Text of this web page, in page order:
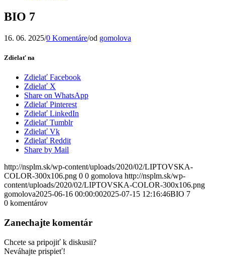
BIO 7
16. 06. 2025/0 Komentáre/od gomolova
Zdielať na
Zdielať Facebook
Zdielať X
Share on WhatsApp
Zdielať Pinterest
Zdielať LinkedIn
Zdielať Tumblr
Zdielať Vk
Zdielať Reddit
Share by Mail
http://nsplm.sk/wp-content/uploads/2020/02/LIPTOVSKA-
COLOR-300x106.png 0 0 gomolova http://nsplm.sk/wp-
content/uploads/2020/02/LIPTOVSKA-COLOR-300x106.png
gomolova2025-06-16 00:00:002025-07-15 12:16:46BIO 7
0 komentárov
Zanechajte komentár
Chcete sa pripojiť k diskusii?
Neváhajte prispieť!